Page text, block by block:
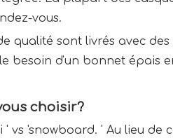
vous.
qualité sont livrés avec
besoin d'un bonnet épais
choisir?
' vs 'snowboard. ' Au lieu